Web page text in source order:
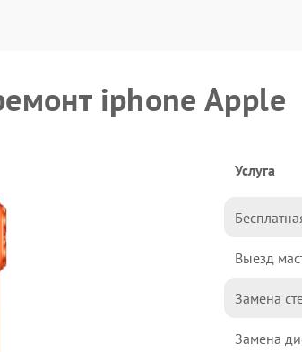
iphone Apple
Услуга
Выезд
Замена
Замена